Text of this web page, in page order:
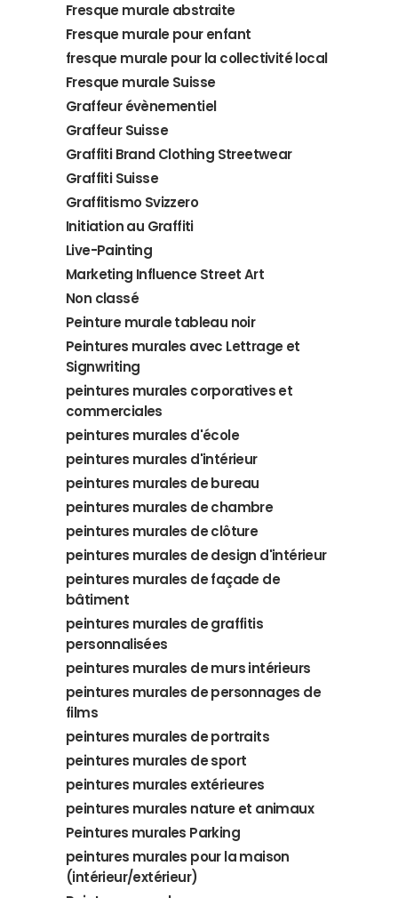
Fresque murale abstraite
Fresque murale pour enfant
fresque murale pour la collectivité local
Fresque murale Suisse
Graffeur évènementiel
Graffeur Suisse
Graffiti Brand Clothing Streetwear
Graffiti Suisse
Graffitismo Svizzero
Initiation au Graffiti
Live-Painting
Marketing Influence Street Art
Non classé
Peinture murale tableau noir
Peintures murales avec Lettrage et
Signwriting
peintures murales corporatives et
commerciales
peintures murales d'école
peintures murales d'intérieur
peintures murales de bureau
peintures murales de chambre
peintures murales de clôture
peintures murales de design d'intérieur
peintures murales de façade de
bâtiment
peintures murales de graffitis
personnalisées
peintures murales de murs intérieurs
peintures murales de personnages de
films
peintures murales de portraits
peintures murales de sport
peintures murales extérieures
peintures murales nature et animaux
Peintures murales Parking
peintures murales pour la maison
(intérieur/extérieur)